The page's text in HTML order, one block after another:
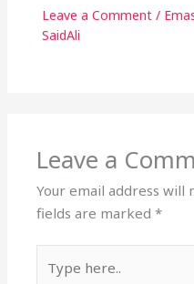
Leave a Comment /
SaidAli
Leave a
Your email address will
fields are marked*
here..